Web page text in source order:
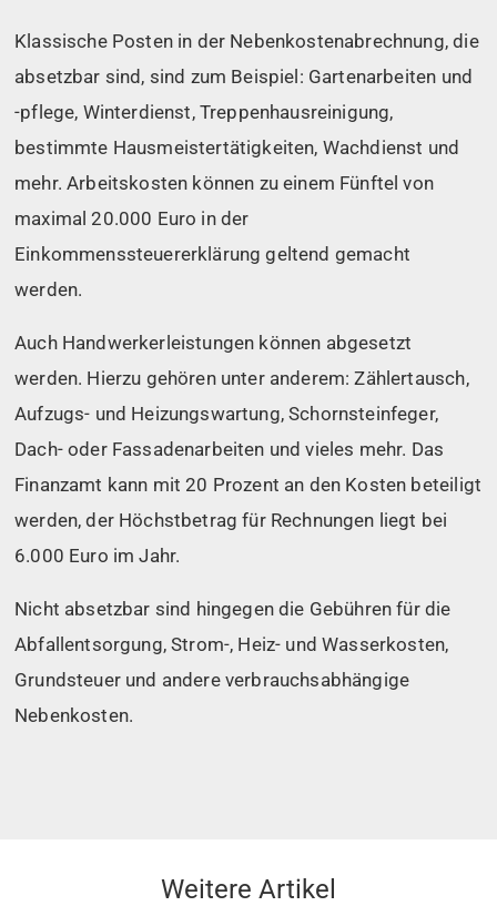
Klassische Posten in der Nebenkostenabrechnung, die
absetzbar sind, sind zum Beispiel: Gartenarbeiten und
-pflege, Winterdienst, Treppenhausreinigung,
bestimmte Hausmeistertätigkeiten, Wachdienst und
mehr. Arbeitskosten können zu einem Fünftel von
maximal 20.000 Euro in der
Einkommenssteuererklärung geltend gemacht
werden.
Auch Handwerkerleistungen können abgesetzt
werden. Hierzu gehören unter anderem: Zählertausch,
Aufzugs- und Heizungswartung, Schornsteinfeger,
Dach- oder Fassadenarbeiten und vieles mehr. Das
Finanzamt kann mit 20 Prozent an den Kosten beteiligt
werden, der Höchstbetrag für Rechnungen liegt bei
6.000 Euro im Jahr.
Nicht absetzbar sind hingegen die Gebühren für die
Abfallentsorgung, Strom-, Heiz- und Wasserkosten,
Grundsteuer und andere verbrauchsabhängige
Nebenkosten.
Weitere Artikel